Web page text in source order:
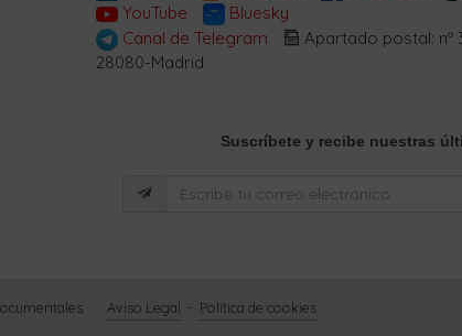
YouTube
Bluesky
Canal de Telegram
Apartado postal: nº
28080-Madrid
Suscríbete y recibe nuestras
· Aviso Legal - Política de cookies